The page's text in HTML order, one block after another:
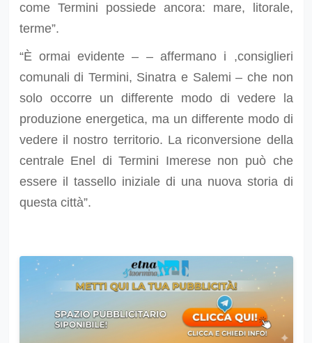
come Termini possiede ancora: mare, litorale,
terme”.
“È ormai evidente – – affermano i ,consiglieri
comunali di Termini, Sinatra e Salemi – che non
solo occorre un differente modo di vedere la
produzione energetica, ma un differente modo di
vedere il nostro territorio. La riconversione della
centrale Enel di Termini Imerese non può che
essere il tassello iniziale di una nuova storia di
questa città”.